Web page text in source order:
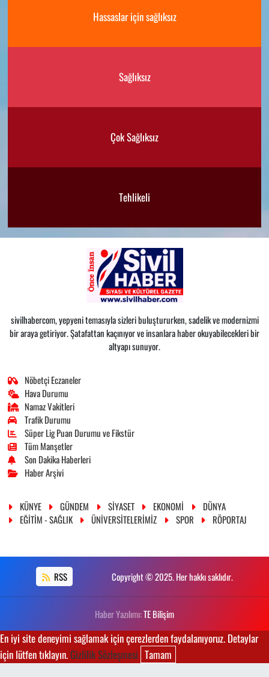
Hassaslar için sağlıksız
Sağlıksız
Çok Sağlıksız
Tehlikeli
sivilhabercom, yepyeni temasıyla sizleri buluştururken, sadelik ve modernizmi
bir araya getiriyor. Şatafattan kaçınıyor ve insanlara haber okuyabilecekleri bir
altyapı sunuyor.
Nöbetçi Eczaneler
Hava Durumu
Namaz Vakitleri
Trafik Durumu
Süper Lig Puan Durumu ve Fikstür
Tüm Manşetler
Son Dakika Haberleri
Haber Arşivi
KÜNYE GÜNDEM SİYASET EKONOMİ
DÜNYA
EĞİTİM - SAĞLIK
ÜNİVERSİTELERİMİZ SPOR RÖPORTAJ
RSS Copyright © 2025. Her hakkı saklıdır.
Haber Yazılımı:TE Bilişim
En iyi site deneyimi sağlamak için çerezlerden faydalanıyoruz. Detaylar
için lütfen tıklayın.Gizlilik Sözleşmesi Tamam